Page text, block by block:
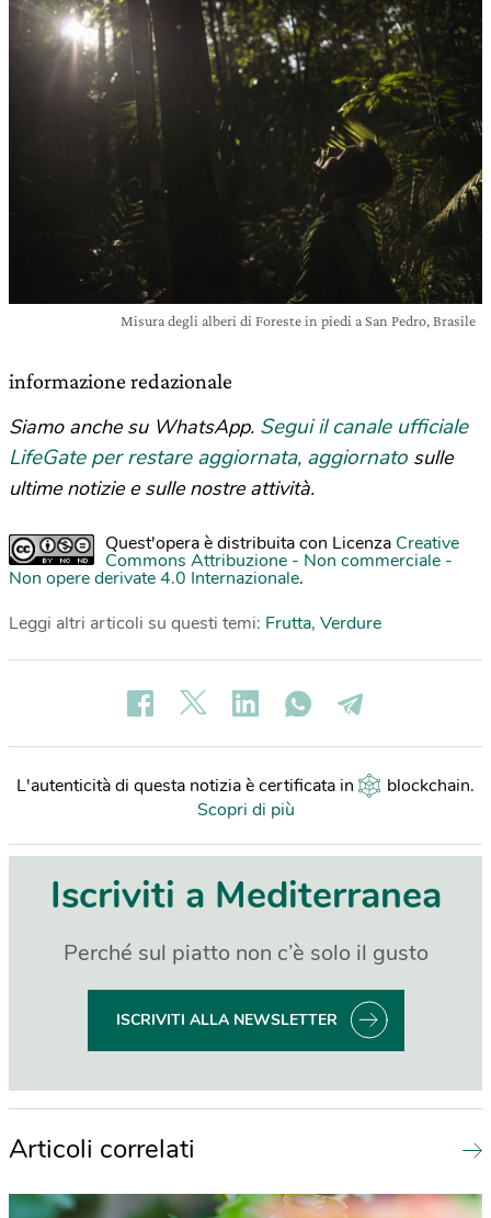
Misura degli alberi di Foreste in piedi a San Pedro, Brasile
informazione redazionale
Siamo anche su WhatsApp. Segui il canale ufficiale
LifeGate per restare aggiornata, aggiornato sulle
ultime notizie e sulle nostre attività.
Quest'opera è distribuita con Licenza Creative
Commons Attribuzione - Non commerciale -
Non opere derivate 4.0 Internazionale.
Leggi altri articoli su questi temi: Frutta, Verdure
L'autenticità di questa notizia è certificata in blockchain.
Scopri di più
Iscriviti a Mediterranea
Perché sul piatto non c’è solo il gusto
ISCRIVITI ALLA NEWSLETTER
Articoli correlati